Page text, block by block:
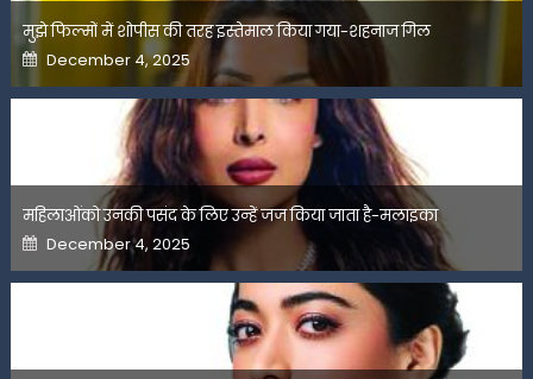
मुझे फिल्मों में शोपीस की तरह इस्तेमाल किया गया-शहनाज गिल
Posted
on
December 4, 2025
महिलाओंको उनकी पसंद के लिए उन्हें जज किया जाता है-मलाइका
Posted
on
December 4, 2025